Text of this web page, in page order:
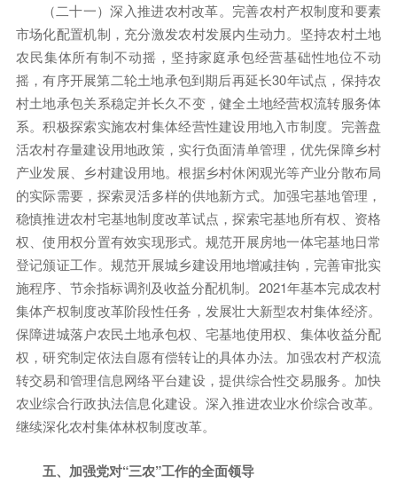
（二十一）深入推进农村改革。完善农村产权制度和要素
市场化配置机制，充分激发农村发展内生动力。坚持农村土地
农民集体所有制不动摇，坚持家庭承包经营基础性地位不动
摇，有序开展第二轮土地承包到期后再延长30年试点，保持农
村土地承包关系稳定并长久不变，健全土地经营权流转服务体
系。积极探索实施农村集体经营性建设用地入市制度。完善盘
活农村存量建设用地政策，实行负面清单管理，优先保障乡村
产业发展、乡村建设用地。根据乡村休闲观光等产业分散布局
的实际需要，探索灵活多样的供地新方式。加强宅基地管理，
稳慎推进农村宅基地制度改革试点，探索宅基地所有权、资格
权、使用权分置有效实现形式。规范开展房地一体宅基地日常
登记颁证工作。规范开展城乡建设用地增减挂钩，完善审批实
施程序、节余指标调剂及收益分配机制。2021年基本完成农村
集体产权制度改革阶段性任务，发展壮大新型农村集体经济。
保障进城落户农民土地承包权、宅基地使用权、集体收益分配
权，研究制定依法自愿有偿转让的具体办法。加强农村产权流
转交易和管理信息网络平台建设，提供综合性交易服务。加快
农业综合行政执法信息化建设。深入推进农业水价综合改革。
继续深化农村集体林权制度改革。
五、加强党对“三农”工作的全面领导